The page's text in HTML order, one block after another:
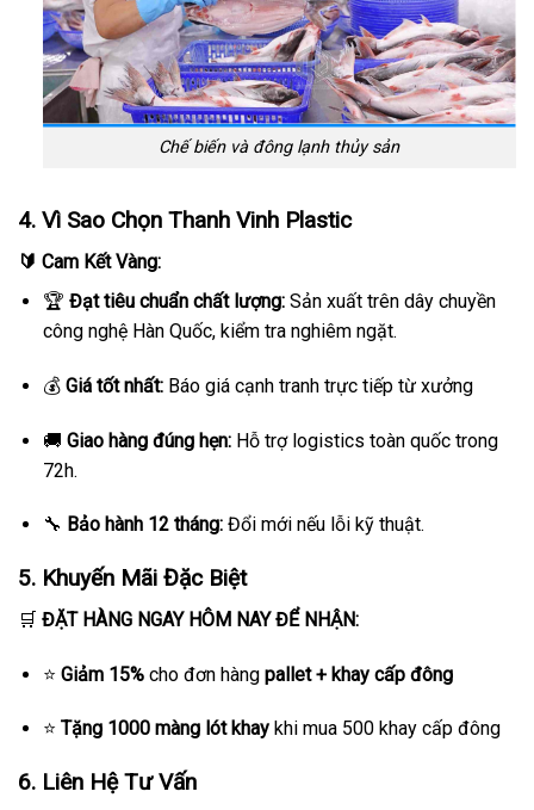
Chế biến và đông lạnh thủy sản
4. Vì Sao Chọn Thanh Vinh Plastic
🔰 Cam Kết Vàng:
🏆 Đạt tiêu chuẩn chất lượng:Sản xuất trên dây chuyền
công nghệ Hàn Quốc, kiểm tra nghiêm ngặt.
💰 Giá tốt nhất:Báo giá cạnh tranh trực tiếp từ xưởng
🚚 Giao hàng đúng hẹn:Hỗ trợ logistics toàn quốc trong
72h.
🔧 Bảo hành 12 tháng:Đổi mới nếu lỗi kỹ thuật.
5. Khuyến Mãi Đặc Biệt
🛒 ĐẶT HÀNG NGAY HÔM NAY ĐỂ NHẬN:
⭐ Giảm 15%cho đơn hàng pallet + khay cấp đông
⭐ Tặng 1000 màng lót khaykhi mua 500 khay cấp đông
6. Liên Hệ Tư Vấn